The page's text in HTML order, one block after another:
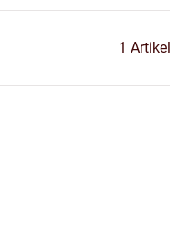
1 Artikel